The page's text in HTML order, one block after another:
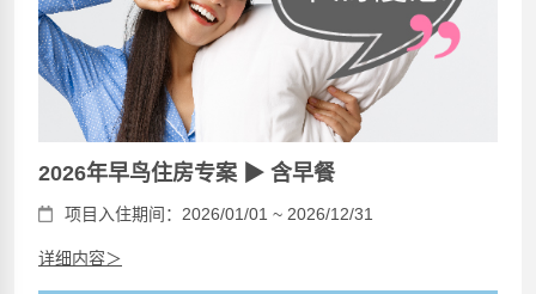
2026年早鸟住房专案 ▶ 含早餐
项目入住期间：2026/01/01 ~ 2026/12/31
详细内容＞